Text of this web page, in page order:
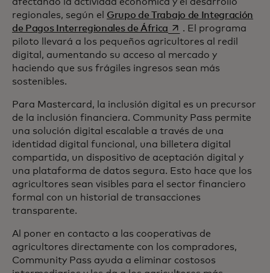
regionales, según el Grupo de Trabajo de Integración
de Pagos Interregionales de África se abre en una
. El programa
piloto llevará a los pequeños agricultores al redil
digital, aumentando su acceso al mercado y
haciendo que sus frágiles ingresos sean más
sostenibles.
Para Mastercard, la inclusión digital es un precursor
de la inclusión financiera. Community Pass permite
una solución digital escalable a través de una
identidad digital funcional, una billetera digital
compartida, un dispositivo de aceptación digital y
una plataforma de datos segura. Esto hace que los
agricultores sean visibles para el sector financiero
formal con un historial de transacciones
transparente.
Al poner en contacto a las cooperativas de
agricultores directamente con los compradores,
Community Pass ayuda a eliminar costosos